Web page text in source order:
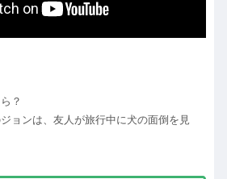
？
ョンは、友人が旅行中に犬の面倒を見